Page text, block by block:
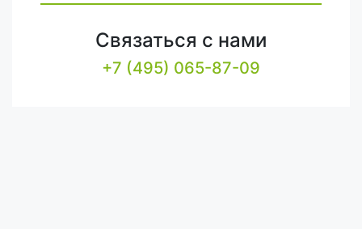
Связаться с нами
+7 (495) 065-87-09